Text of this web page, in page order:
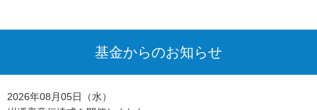
基金からのお知らせ
2026年08月05日（水）